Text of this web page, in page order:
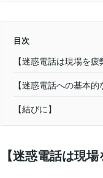
目次
【迷惑電話は現場を疲
【迷惑電話への基本的
【結びに】
【迷惑電話は現